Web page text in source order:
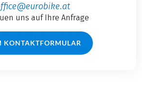
uns auf Ihre Anfrage
KONTAKTFORMULAR